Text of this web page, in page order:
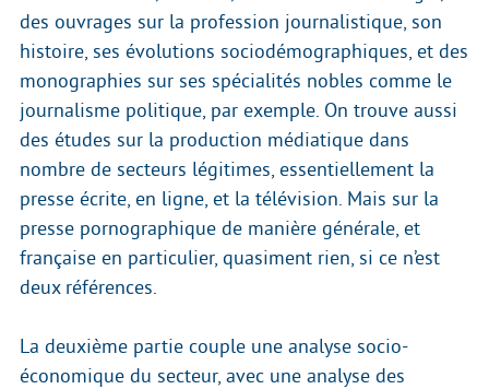
des ouvrages sur la profession journalistique, son
histoire, ses évolutions sociodémographiques, et des
monographies sur ses spécialités nobles comme le
journalisme politique, par exemple. On trouve aussi
des études sur la production médiatique dans
nombre de secteurs légitimes, essentiellement la
presse écrite, en ligne, et la télévision. Mais sur la
presse pornographique de manière générale, et
française en particulier, quasiment rien, si ce n’est
deux références.
La deuxième partie couple une analyse socio-
économique du secteur, avec une analyse des